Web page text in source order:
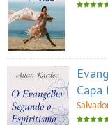
Capa